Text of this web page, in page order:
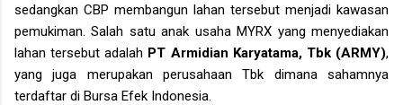
sedangkan CBP membangun lahan tersebut menjadi kawasan
pemukiman. Salah satu anak usaha MYRX yang menyediakan
lahan tersebut adalah PT Armidian Karyatama, Tbk (ARMY),
yang juga merupakan perusahaan Tbk dimana sahamnya
terdaftar di Bursa Efek Indonesia.